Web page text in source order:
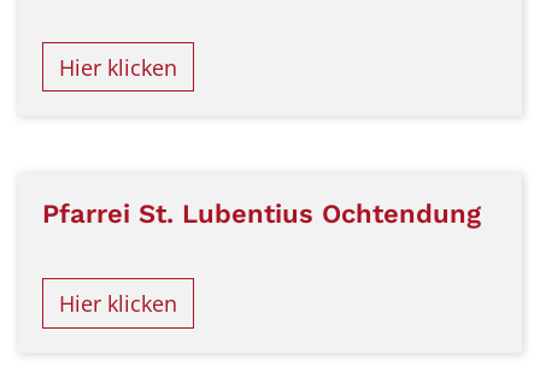
Hier klicken
Pfarrei St. Lubentius Ochtendung
Hier klicken